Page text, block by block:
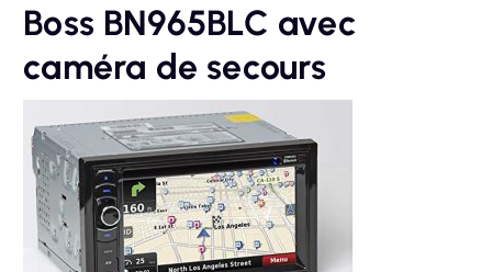
Boss BN965BLC avec
caméra de secours